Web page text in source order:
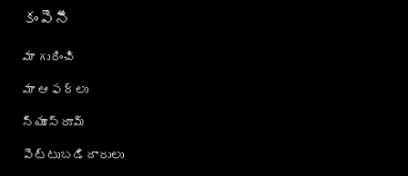
కంపెనీ
మా గురించి
మా ఆఫర్లు
న్యూస్‌రూమ్
పెట్టుబడిదారులు